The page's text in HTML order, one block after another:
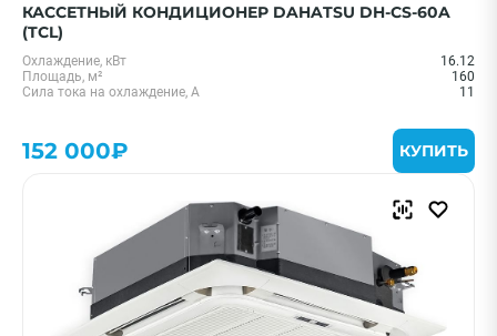
КАССЕТНЫЙ КОНДИЦИОНЕР DAHATSU DH-CS-60A
(TCL)
Охлаждение, кВт
16.12
Площадь, м²
160
Сила тока на охлаждение, А
11
152 000₽ КУПИТЬ